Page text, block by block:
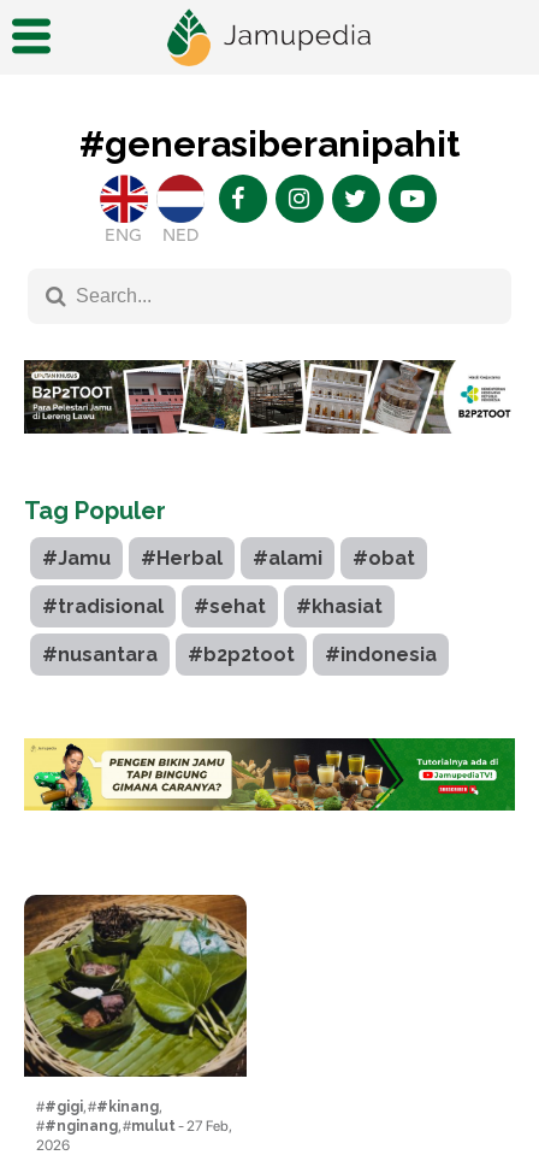
#generasiberanipahit
ENG NED
Tag Populer
#Jamu #Herbal #alami #obat
#tradisional #sehat #khasiat
#nusantara #b2p2toot #indonesia
##gigi, ##kinang,
##nginang, #mulut- 27 Feb,
2026